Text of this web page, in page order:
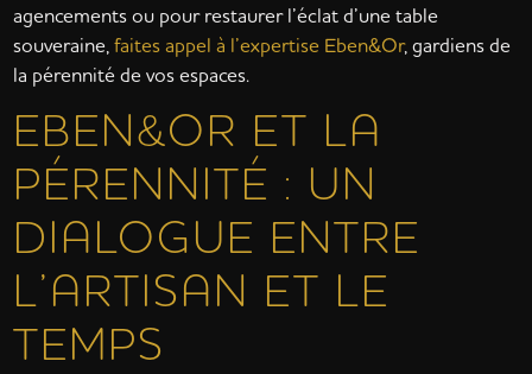
agencements ou pour restaurer l’éclat d’une table
souveraine,faites appel à l’expertise Eben&Or, gardiens de
la pérennité de vos espaces.
EBEN&OR ET LA
PÉRENNITÉ : UN
DIALOGUE ENTRE
L’ARTISAN ET LE
TEMPS